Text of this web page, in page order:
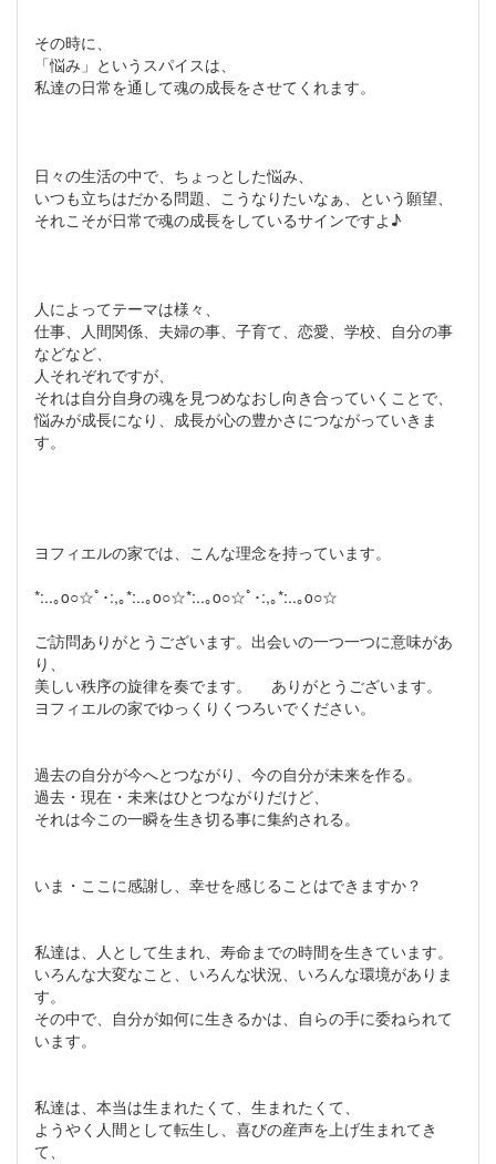
その時に、
「悩み」というスパイスは、
私達の日常を通して魂の成長をさせてくれます。
日々の生活の中で、ちょっとした悩み、
いつも立ちはだかる問題、こうなりたいなぁ、という願望、
それこそが日常で魂の成長をしているサインですよ♪
人によってテーマは様々、
仕事、人間関係、夫婦の事、子育て、恋愛、学校、自分の事
などなど、
人それぞれですが、
それは自分自身の魂を見つめなおし向き合っていくことで、
悩みが成長になり、成長が心の豊かさにつながっていきま
す。
ヨフィエルの家では、こんな理念を持っています。
*:..｡o○☆ﾟ･:,｡*:..｡o○☆*:..｡o○☆ﾟ･:,｡*:..｡o○☆
ご訪問ありがとうございます。出会いの一つ一つに意味があ
り、
美しい秩序の旋律を奏でます。 ありがとうございます。
ヨフィエルの家でゆっくりくつろいでください。
過去の自分が今へとつながり、今の自分が未来を作る。
過去・現在・未来はひとつながりだけど、
それは今この一瞬を生き切る事に集約される。
いま・ここに感謝し、幸せを感じることはできますか？
私達は、人として生まれ、寿命までの時間を生きています。
いろんな大変なこと、いろんな状況、いろんな環境がありま
す。
その中で、自分が如何に生きるかは、自らの手に委ねられて
います。
私達は、本当は生まれたくて、生まれたくて、
ようやく人間として転生し、喜びの産声を上げ生まれてき
て、